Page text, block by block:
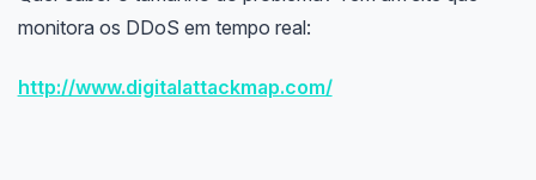
monitora os DDoS em tempo real:
http://www.digitalattackmap.com/